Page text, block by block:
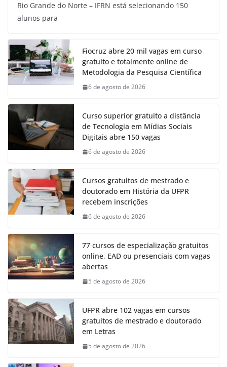
Rio Grande do Norte – IFRN está selecionando 150
alunos para
Fiocruz abre 20 mil vagas em curso
gratuito e totalmente online de
Metodologia da Pesquisa Científica
6 de agosto de 2026
Curso superior gratuito a distância
de Tecnologia em Mídias Sociais
Digitais abre 150 vagas
6 de agosto de 2026
Cursos gratuitos de mestrado e
doutorado em História da UFPR
recebem inscrições
6 de agosto de 2026
77 cursos de especialização gratuitos
online, EAD ou presenciais com vagas
abertas
5 de agosto de 2026
UFPR abre 102 vagas em cursos
gratuitos de mestrado e doutorado
em Letras
5 de agosto de 2026